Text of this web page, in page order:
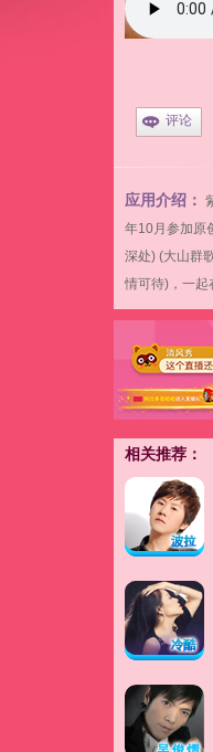
评论
应用介绍：
年10月参加原
深处) (大山群
情可待)，一起
相关推荐：